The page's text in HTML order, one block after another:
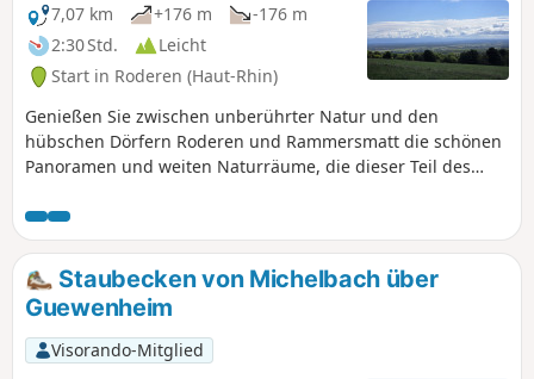
7,07 km
+176 m
-176 m
2:30 Std.
Leicht
Start in Roderen (Haut-Rhin)
Genießen Sie zwischen unberührter Natur und den
hübschen Dörfern Roderen und Rammersmatt die schönen
Panoramen und weiten Naturräume, die dieser Teil des
zwischen Feldern, Obstgärten, Nutztieren usw.
Staubecken von Michelbach über
Guewenheim
Visorando-Mitglied